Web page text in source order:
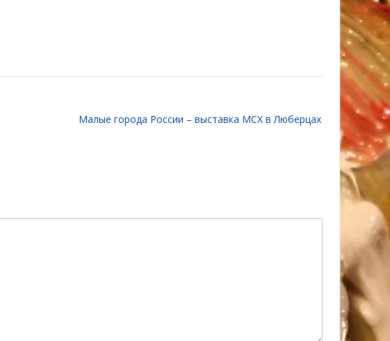
Малые города России – выставка МСХ в Люберцах